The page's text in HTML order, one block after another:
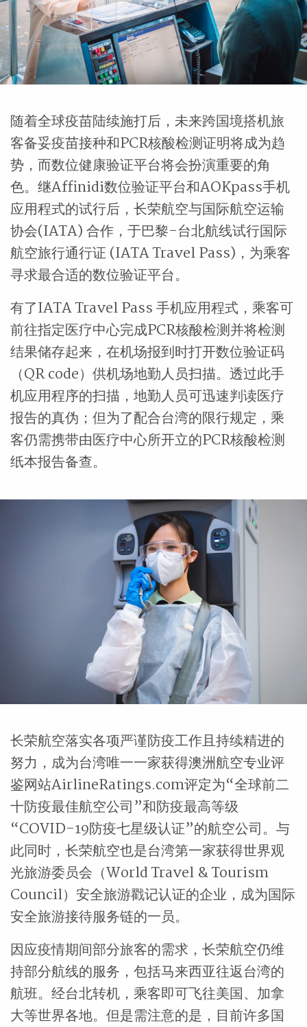
随着全球疫苗陆续施打后，未来跨国境搭机旅
客备妥疫苗接种和PCR核酸检测证明将成为趋
势，而数位健康验证平台将会扮演重要的角
色。继Affinidi数位验证平台和AOKpass手机
应用程式的试行后，长荣航空与国际航空运输
协会(IATA) 合作，于巴黎-台北航线试行国际
航空旅行通行证 (IATA Travel Pass)，为乘客
寻求最合适的数位验证平台。
有了IATA Travel Pass 手机应用程式，乘客可
前往指定医疗中心完成PCR核酸检测并将检测
结果储存起来，在机场报到时打开数位验证码
（QR code）供机场地勤人员扫描。透过此手
机应用程序的扫描，地勤人员可迅速判读医疗
报告的真伪；但为了配合台湾的限行规定，乘
客仍需携带由医疗中心所开立的PCR核酸检测
纸本报告备查。
长荣航空落实各项严谨防疫工作且持续精进的
努力，成为台湾唯一一家获得澳洲航空专业评
鉴网站AirlineRatings.com评定为“全球前二
十防疫最佳航空公司”和防疫最高等级
“COVID-19防疫七星级认证”的航空公司。与
此同时，长荣航空也是台湾第一家获得世界观
光旅游委员会（World Travel & Tourism
Council）安全旅游戳记认证的企业，成为国际
安全旅游接待服务链的一员。
因应疫情期间部分旅客的需求，长荣航空仍维
持部分航线的服务，包括马来西亚往返台湾的
航班。经台北转机，乘客即可飞往美国、加拿
大等世界各地。但是需注意的是，目前许多国